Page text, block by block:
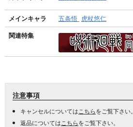
メインキャラ 五条悟 虎杖悠仁
関連特集
注意事項
キャンセルについては こちらをご覧下さい。
返品については こちらをご覧下さい。